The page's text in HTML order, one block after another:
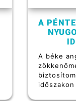
A
A béke